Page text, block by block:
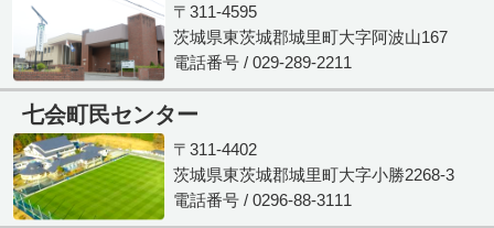
〒311-4595
茨城県東茨城郡城里町大字阿波山167
電話番号 / 029-289-2211
七会町民センター
〒311-4402
茨城県東茨城郡城里町大字小勝2268-3
電話番号 / 0296-88-3111